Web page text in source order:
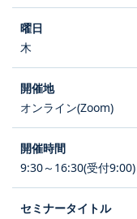
木
オンライン(Zoom)
9:30～16:30(受付9:00)